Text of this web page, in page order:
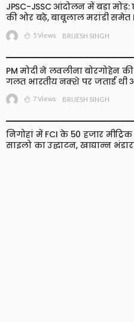
JPSC-JSSC आंदोलन में बड़ा मोड़:
की ओर बढ़े, बाबूलाल मरांडी समेत
5 Views BRIJESH SINGH
PM मोदी ने लवलीना बोरगोहेन
गलत भारतीय नक्शे पर जताई थी
7 Views BRIJESH SINGH
निगोहां में FCI के 50 हजार
साइलो का उद्घाटन, खाद्यान्न